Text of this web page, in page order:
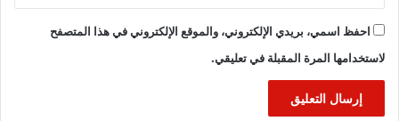
احفظ اسمي، بريدي الإلكتروني، والموقع الإلكتروني في هذا المتصفح
لاستخدامها المرة المقبلة في تعليقي.